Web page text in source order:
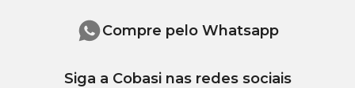
Compre pelo Whatsapp
Siga a Cobasi nas redes sociais